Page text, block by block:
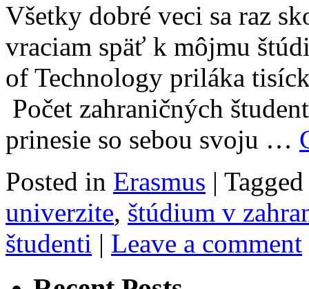
Všetky dobré veci sa raz
vraciam späť k môjmu
of Technology priláka
Počet zahraničných
prinesie so sebou svoju …
Posted in Erasmus | Tagged
univerzite, štúdium v
študenti | Leave a comment